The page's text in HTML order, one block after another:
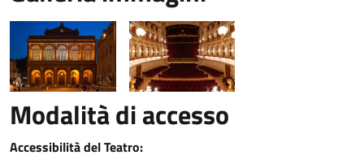
Modalità di accesso
Accessibilità del Teatro: